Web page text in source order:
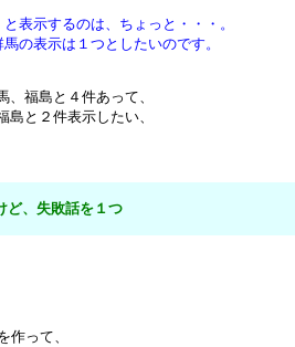
表示するのは、ちょっと・・・。
の表示は１つとしたいのです。
、福島と４件あって、
と２件表示したい、
、失敗話を１つ
って、